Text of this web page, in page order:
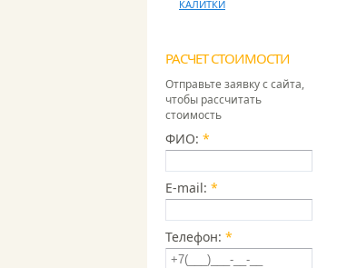
КАЛИТКИ
РАСЧЕТ СТОИМОСТИ
Отправьте заявку с сайта,
чтобы рассчитать
стоимость
ФИО: *
E-mail: *
Телефон: *